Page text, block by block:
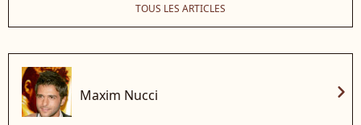
TOUS LES ARTICLES
Maxim Nucci chevron_right